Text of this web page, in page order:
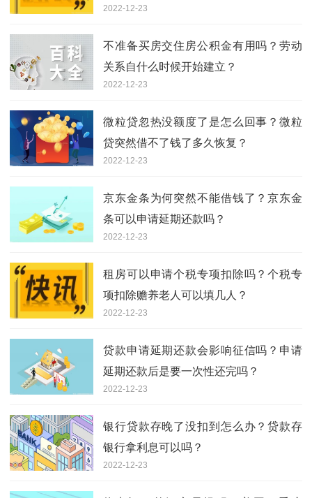
2022-12-23
不准备买房交住房公积金有用吗？劳动
关系自什么时候开始建立？
2022-12-23
微粒贷忽热没额度了是怎么回事？微粒
贷突然借不了钱了多久恢复？
2022-12-23
京东金条为何突然不能借钱了？京东金
条可以申请延期还款吗？
2022-12-23
租房可以申请个税专项扣除吗？个税专
项扣除赡养老人可以填几人？
2022-12-23
贷款申请延期还款会影响征信吗？申请
延期还款后是要一次性还完吗？
2022-12-23
银行贷款存晚了没扣到怎么办？贷款存
银行拿利息可以吗？
2022-12-23